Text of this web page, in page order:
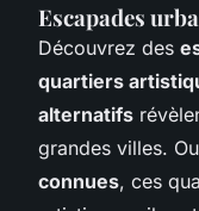
Escapades
Découvrez des
quartiers
alternatifs
grandes villes.
connues, ces